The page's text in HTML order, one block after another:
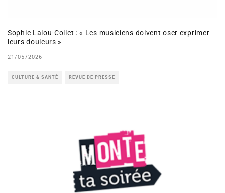
Sophie Lalou-Collet : « Les musiciens doivent oser exprimer
leurs douleurs »
21/05/2026
CULTURE & SANTÉ REVUE DE PRESSE